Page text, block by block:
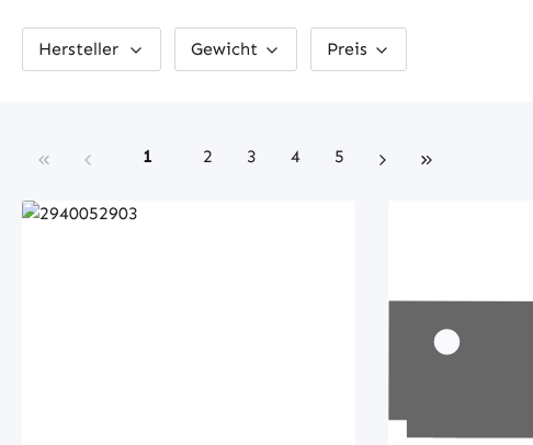
Hersteller Gewicht Preis
Seite
1 Seite
2 Seite
3 Seite
4 Seite
5